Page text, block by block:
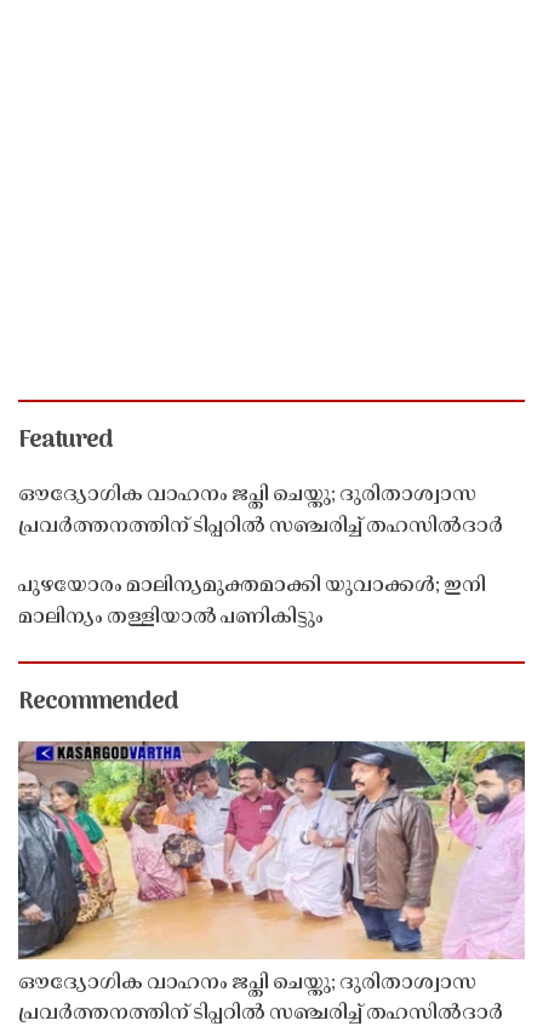
Featured
ഔദ്യോഗിക വാഹനം ജപ്തി ചെയ്തു; ദുരിതാശ്വാസ
പ്രവർത്തനത്തിന് ടിപ്പറിൽ സഞ്ചരിച്ച് തഹസിൽദാർ
പുഴയോരം മാലിന്യമുക്തമാക്കി യുവാക്കൾ; ഇനി
മാലിന്യം തള്ളിയാൽ പണികിട്ടും
Recommended
ഔദ്യോഗിക വാഹനം ജപ്തി ചെയ്തു; ദുരിതാശ്വാസ
പ്രവർത്തനത്തിന് ടിപ്പറിൽ സഞ്ചരിച്ച് തഹസിൽദാർ